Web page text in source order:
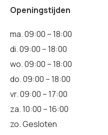
Openingstijden
ma. 09:00 – 18:00
di. 09:00 – 18:00
wo. 09:00 – 18:00
do. 09:00 – 18:00
vr. 09:00 – 17:00
za. 10:00 – 16:00
zo. Gesloten